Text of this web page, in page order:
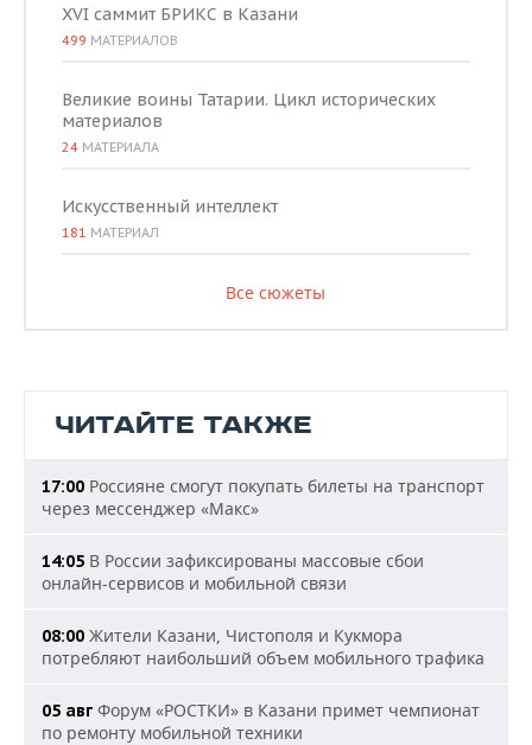
XVI саммит БРИКС в Казани
499 МАТЕРИАЛОВ
Великие воины Татарии. Цикл исторических
материалов
24 МАТЕРИАЛА
Искусственный интеллект
181 МАТЕРИАЛ
Все сюжеты
ЧИТАЙТЕ ТАКЖЕ
17:00 Россияне смогут покупать билеты на транспорт
через мессенджер «Макс»
14:05 В России зафиксированы массовые сбои
онлайн-сервисов и мобильной связи
08:00 Жители Казани, Чистополя и Кукмора
потребляют наибольший объем мобильного трафика
05 авг Форум «РОСТКИ» в Казани примет чемпионат
по ремонту мобильной техники